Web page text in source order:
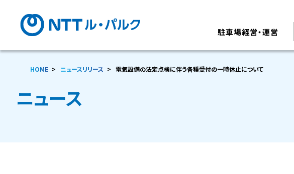
駐車場経営・運営
HOME ニュースリリース 電気設備の法定点検に伴う各種受付の一時休止について
ニュース